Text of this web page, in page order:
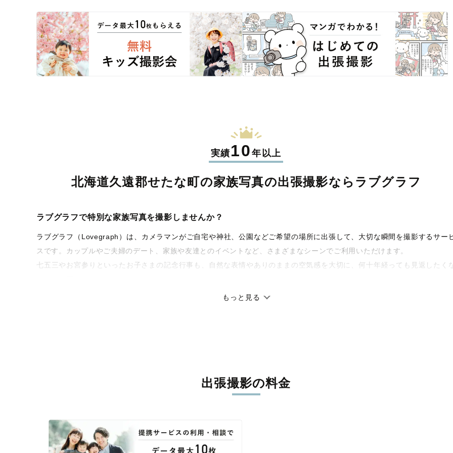
実績10年以上
北海道久遠郡せたな町の家族写真の出張撮影なら ラブグラフ
ラブグラフで特別な家族写真を撮影しませんか？
ラブグラフ（Lovegraph）は、カメラマンがご自宅や神社、公園などご希望の場所に出張して、大切な瞬間を撮影するサー
スです。カップルやご夫婦のデート、家族や友達とのイベントなど、さまざまなシーンでご利用いただけます。
七五三やお宮参りといったお子さまの記念行事も、自然な表情やありのままの空気感を大切に、何十年経っても見返したく
撮影後は、独自の編集技術で写真の明るさや色合いを丁寧に調整。自然な雰囲気を残しつつも、おしゃれで洗練された仕上が
もっと見る
出張撮影の料金